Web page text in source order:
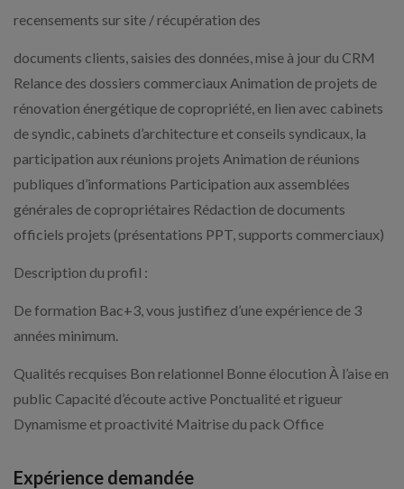
recensements sur site / récupération des
documents clients, saisies des données, mise à jour du CRM
Relance des dossiers commerciaux Animation de projets de
rénovation énergétique de copropriété, en lien avec cabinets
de syndic, cabinets d’architecture et conseils syndicaux, la
participation aux réunions projets Animation de réunions
publiques d’informations Participation aux assemblées
générales de copropriétaires Rédaction de documents
officiels projets (présentations PPT, supports commerciaux)
Description du profil :
De formation Bac+3, vous justifiez d’une expérience de 3
années minimum.
Qualités recquises Bon relationnel Bonne élocution À l’aise en
public Capacité d’écoute active Ponctualité et rigueur
Dynamisme et proactivité Maitrise du pack Office
Expérience demandée